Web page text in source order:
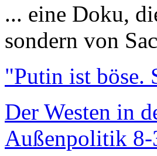
... eine Doku,
sondern von
"Putin ist böse.
Der Westen in
Außenpolitik 8-